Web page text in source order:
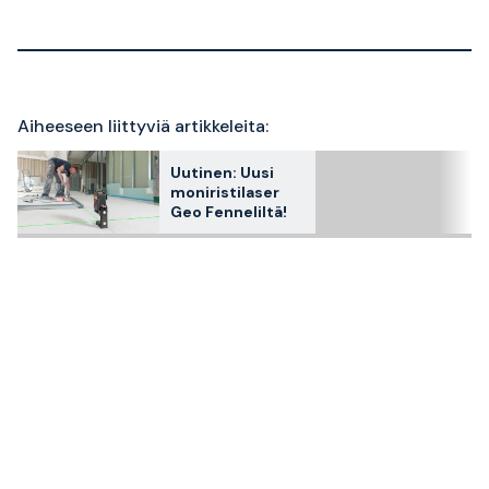
Aiheeseen liittyviä artikkeleita:
Uutinen: Uusi
moniristilaser
Geo Fenneliltä!